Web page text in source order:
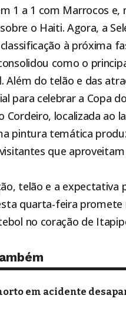
1 a 1 com Marrocos
o Haiti. Agora, a
à próxima
como o
Além do telão e das
para celebrar a Copa
Cordeiro, localizada ao
pintura temática
que
telão e a
quarta-feira
no coração de
em acidente